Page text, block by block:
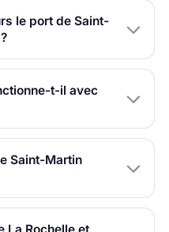
le port de Saint-
t-il avec
Saint-Martin
La Rochelle et